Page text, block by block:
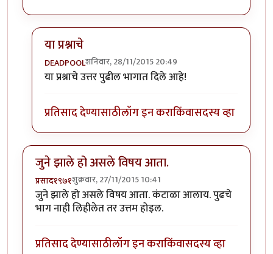
या प्रश्नाचे
DEADPOOLशनिवार, 28/11/2015 20:49
In reply toक्लीन बोल्ड !!byनीलमोहर
या प्रश्नाचे उत्तर पुढील भागात दिले आहे!
प्रतिसाद देण्यासाठीलॉग इन कराकिंवासदस्य व्हा
जुने झाले हो असले विषय आता.
प्रसाद१९७१शुक्रवार, 27/11/2015 10:41
जुने झाले हो असले विषय आता. कंटाळा आलाय. पुढचे
भाग नाही लिहीलेत तर उत्तम होइल.
प्रतिसाद देण्यासाठीलॉग इन कराकिंवासदस्य व्हा